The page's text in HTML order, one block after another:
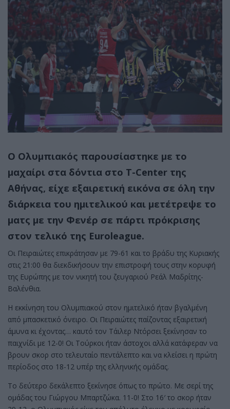
Ο Ολυμπιακός παρουσίαστηκε με το
μαχαίρι στα δόντια στο T-Center της
Αθήνας, είχε εξαιρετική εικόνα σε όλη την
διάρκεια του ημιτελικού και μετέτρεψε το
ματς με την Φενέρ σε πάρτι πρόκρισης
στον τελικό της Euroleague.
Οι Πειραιώτες επικράτησαν με 79-61 και το βράδυ της Κυριακής
στις 21:00 θα διεκδικήσουν την επιστροφή τους στην κορυφή
της Ευρώπης με τον νικητή του ζευγαριού Ρεάλ Μαδρίτης-
Βαλένθια.
Η εκκίνηση του Ολυμπιακού στον ημιτελικό ήταν βγαλμένη
από μπασκετικό όνειρο. Οι Πειραιώτες παίζοντας εξαιρετική
άμυνα κι έχοντας… καυτό τον Τάιλερ Ντόρσει ξεκίνησαν το
παιχνίδι με 12-0! Οι Τούρκοι ήταν άστοχοι αλλά κατάφεραν να
βρουν σκορ στο τελευταίο πεντάλεπτο και να κλείσει η πρώτη
περίοδος στο 18-12 υπέρ της ελληνικής ομάδας.
Το δεύτερο δεκάλεπτο ξεκίνησε όπως το πρώτο. Με σερί της
ομάδας του Γιώργου Μπαρτζώκα. 11-0! Στο 16′ το σκορ ήταν